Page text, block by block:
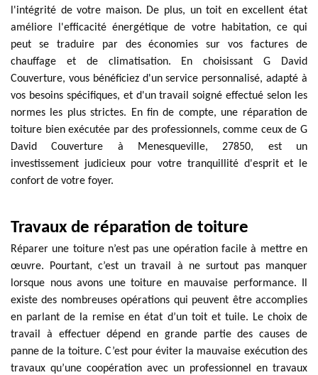
l'intégrité de votre maison. De plus, un toit en excellent état
améliore l'efficacité énergétique de votre habitation, ce qui
peut se traduire par des économies sur vos factures de
chauffage et de climatisation. En choisissant G David
Couverture, vous bénéficiez d'un service personnalisé, adapté à
vos besoins spécifiques, et d'un travail soigné effectué selon les
normes les plus strictes. En fin de compte, une réparation de
toiture bien exécutée par des professionnels, comme ceux de G
David Couverture à Menesqueville, 27850, est un
investissement judicieux pour votre tranquillité d'esprit et le
confort de votre foyer.
Travaux de réparation de toiture
Réparer une toiture n’est pas une opération facile à mettre en
œuvre. Pourtant, c’est un travail à ne surtout pas manquer
lorsque nous avons une toiture en mauvaise performance. Il
existe des nombreuses opérations qui peuvent être accomplies
en parlant de la remise en état d’un toit et tuile. Le choix de
travail à effectuer dépend en grande partie des causes de
panne de la toiture. C’est pour éviter la mauvaise exécution des
travaux qu’une coopération avec un professionnel en travaux